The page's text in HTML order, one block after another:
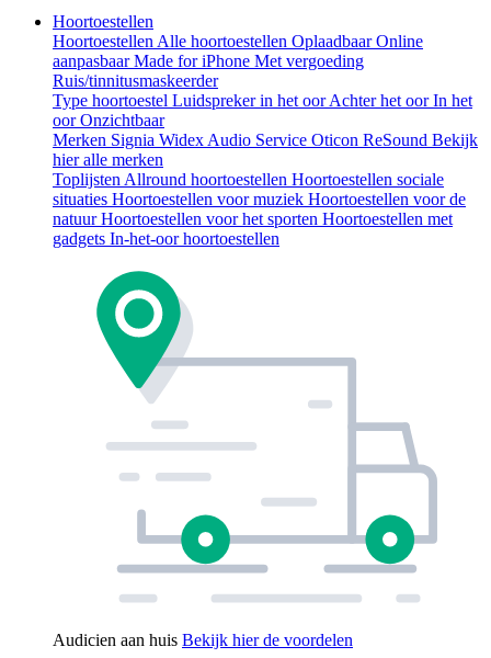
Hoortoestellen
HoortoestellenAlle hoortoestellen OplaadbaarOnline
aanpasbaarMade for iPhone Met vergoeding
Ruis/tinnitusmaskeerder
Type hoortoestel Luidspreker in het oorAchter het oorIn het
oorOnzichtbaar
Merken Signia WidexAudio Service Oticon ReSound Bekijk
hier alle merken
ToplijstenAllround hoortoestellen Hoortoestellen sociale
situaties Hoortoestellen voor muziek Hoortoestellen voor de
natuurHoortoestellen voor het sporten Hoortoestellen met
gadgets In-het-oor hoortoestellen
Audicien aan huis Bekijk hier de voordelen